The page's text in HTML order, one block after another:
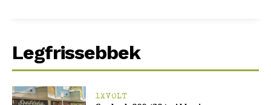
Legfrissebbek
1XVOLT